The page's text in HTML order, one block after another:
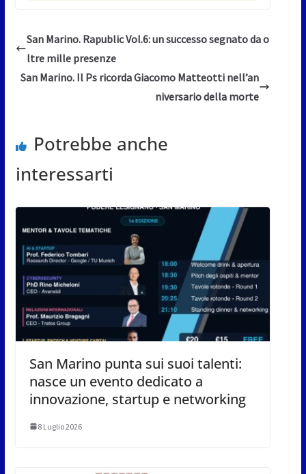
San Marino. Rapublic Vol.6: un successo segnato da o
ltre mille presenze
San Marino. Il Ps ricorda Giacomo Matteotti nell’an
niversario della morte
Potrebbe anche
interessarti
San Marino punta sui suoi talenti:
nasce un evento dedicato a
innovazione, startup e networking
8 Luglio 2026